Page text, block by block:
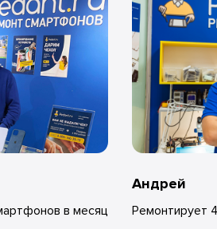
в месяц
Андрей
Ремонтирует